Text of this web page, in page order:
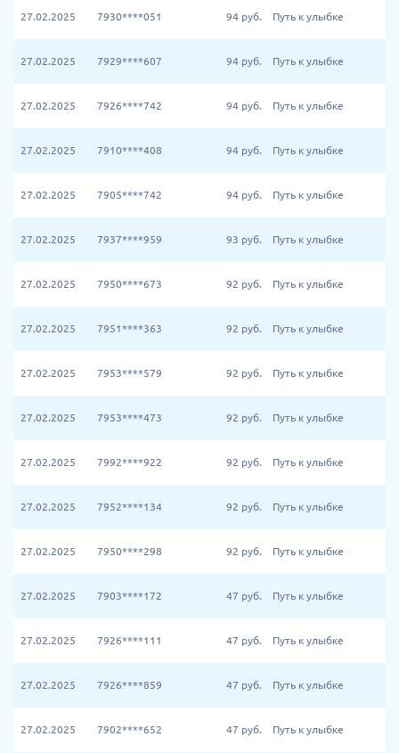
27.02.2025 7930****051 94 руб. Путь к улыбке
27.02.2025 7929****607 94 руб. Путь к улыбке
27.02.2025 7926****742 94 руб. Путь к улыбке
27.02.2025 7910****408 94 руб. Путь к улыбке
27.02.2025 7905****742 94 руб. Путь к улыбке
27.02.2025 7937****959 93 руб. Путь к улыбке
27.02.2025 7950****673 92 руб. Путь к улыбке
27.02.2025 7951****363 92 руб. Путь к улыбке
27.02.2025 7953****579 92 руб. Путь к улыбке
27.02.2025 7953****473 92 руб. Путь к улыбке
27.02.2025 7992****922 92 руб. Путь к улыбке
27.02.2025 7952****134 92 руб. Путь к улыбке
27.02.2025 7950****298 92 руб. Путь к улыбке
27.02.2025 7903****172 47 руб. Путь к улыбке
27.02.2025 7926****111 47 руб. Путь к улыбке
27.02.2025 7926****859 47 руб. Путь к улыбке
27.02.2025 7902****652 47 руб. Путь к улыбке